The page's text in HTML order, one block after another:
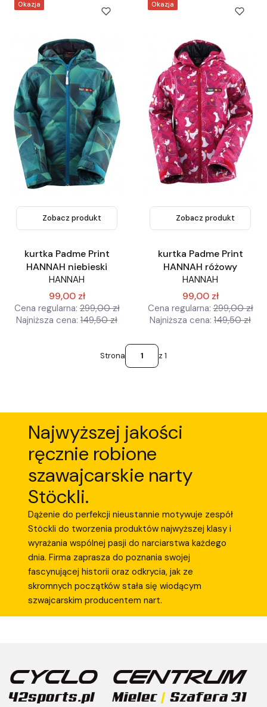
Okazja
Zobacz produkt
kurtka Padme Print
HANNAH niebieski
HANNAH
99,00 zł
Cena regularna: 299,00 zł
Najniższa cena: 149,50 zł
Okazja
Zobacz produkt
kurtka Padme Print
HANNAH różowy
HANNAH
99,00 zł
Cena regularna: 299,00 zł
Najniższa cena: 149,50 zł
Strona z 1
Najwyższej jakości
ręcznie robione
szawajcarskie narty
Stöckli.
Dążenie do perfekcji nieustannie motywuje zespół
Stöckli do tworzenia produktów najwyższej klasy i
wyrażania wspólnej pasji do narciarstwa każdego
dnia. Firma zaprasza do poznania swojej
fascynującej historii oraz odkrycia, jak ze
skromnych początków stała się wiodącym
szwajcarskim producentem nart.